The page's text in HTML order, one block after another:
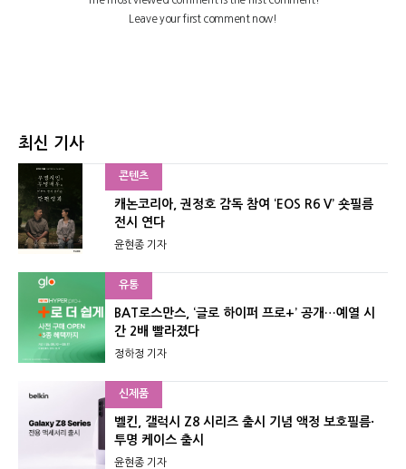
최신 기사
콘텐츠
캐논코리아, 권정호 감독 참여 ‘EOS R6 V’ 숏필름
전시 연다
윤현종 기자
유통
BAT로스만스, ‘글로 하이퍼 프로+’ 공개…예열 시
간 2배 빨라졌다
정하정 기자
신제품
벨킨, 갤럭시 Z8 시리즈 출시 기념 액정 보호필름·
투명 케이스 출시
윤현종 기자